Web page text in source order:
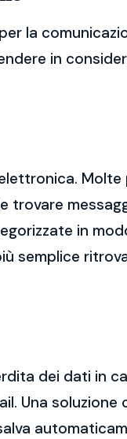
la
in
Molte
trovare
in
semplice
dei dati in
Una soluzione